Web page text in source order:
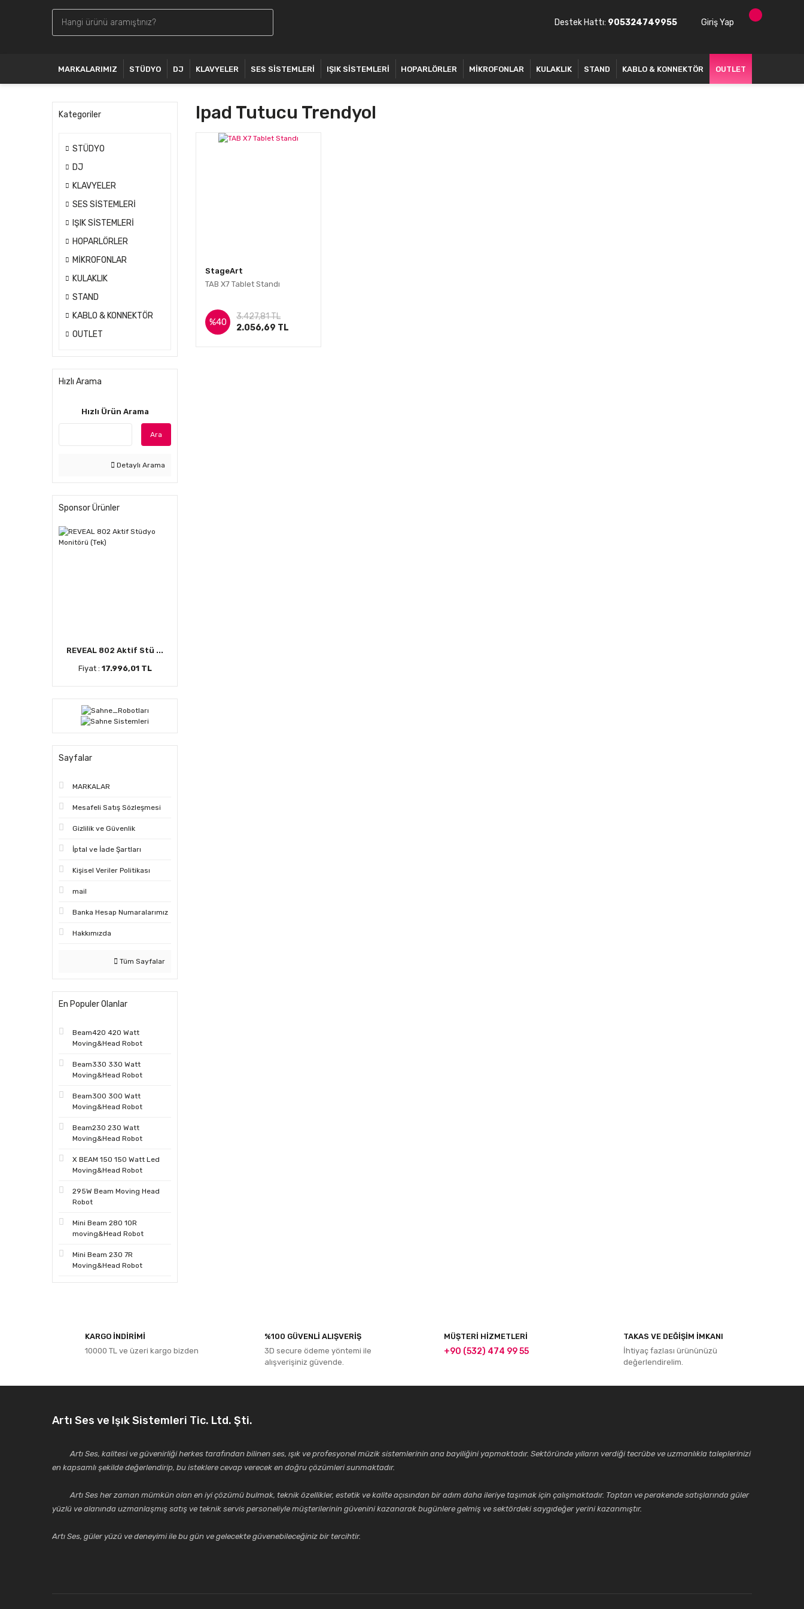
Destek Hattı: 905324749955 Giriş Yap
MARKALARIMIZ STÜDYO DJ KLAVYELER SES SİSTEMLERİ IŞIK SİSTEMLERİ HOPARLÖRLER MİKROFONLAR KULAKLIK STAND KABLO & KONNEKTÖR OUTLET
Kategoriler
STÜDYO
DJ
KLAVYELER
SES SİSTEMLERİ
IŞIK SİSTEMLERİ
HOPARLÖRLER
MİKROFONLAR
KULAKLIK
STAND
KABLO & KONNEKTÖR
OUTLET
Hızlı Arama
Hızlı Ürün Arama
Ara
Detaylı Arama
Sponsor Ürünler
REVEAL 802 Aktif Stü ...
Fiyat : 17.996,01 TL
Sayfalar
MARKALAR
Mesafeli Satış Sözleşmesi
Gizlilik ve Güvenlik
İptal ve İade Şartları
Kişisel Veriler Politikası
mail
Banka Hesap Numaralarımız
Hakkımızda
Tüm Sayfalar
En Populer Olanlar
Beam420 420 Watt
Moving&Head Robot
Beam330 330 Watt
Moving&Head Robot
Beam300 300 Watt
Moving&Head Robot
Beam230 230 Watt
Moving&Head Robot
X BEAM 150 150 Watt Led
Moving&Head Robot
295W Beam Moving Head
Robot
Mini Beam 280 10R
moving&Head Robot
Mini Beam 230 7R
Moving&Head Robot
Ipad Tutucu Trendyol
StageArt
TAB X7 Tablet Standı
%40
3.427,81 TL
2.056,69 TL
KARGO İNDİRİMİ
10000 TL ve üzeri kargo bizden
%100 GÜVENLİ ALIŞVERİŞ
3D secure ödeme yöntemi ile
alışverişiniz güvende.
MÜŞTERİ HİZMETLERİ
+90 (532) 474 99 55
TAKAS VE DEĞİŞİM İMKANI
İhtiyaç fazlası ürününüzü
değerlendirelim.
Artı Ses ve Işık Sistemleri Tic. Ltd. Şti.
Artı Ses, kalitesi ve güvenirliği herkes tarafından bilinen ses, ışık ve profesyonel müzik sistemlerinin ana bayiliğini yapmaktadır. Sektöründe yılların verdiği tecrübe ve uzmanlıkla taleplerinizi
en kapsamlı şekilde değerlendirip, bu isteklere cevap verecek en doğru çözümleri sunmaktadır.
Artı Ses her zaman mümkün olan en iyi çözümü bulmak, teknik özellikler, estetik ve kalite açısından bir adım daha ileriye taşımak için çalışmaktadır. Toptan ve perakende satışlarında güler
yüzlü ve alanında uzmanlaşmış satış ve teknik servis personeliyle müşterilerinin güvenini kazanarak bugünlere gelmiş ve sektördeki saygıdeğer yerini kazanmıştır.
Artı Ses, güler yüzü ve deneyimi ile bu gün ve gelecekte güvenebileceğiniz bir tercihtir.